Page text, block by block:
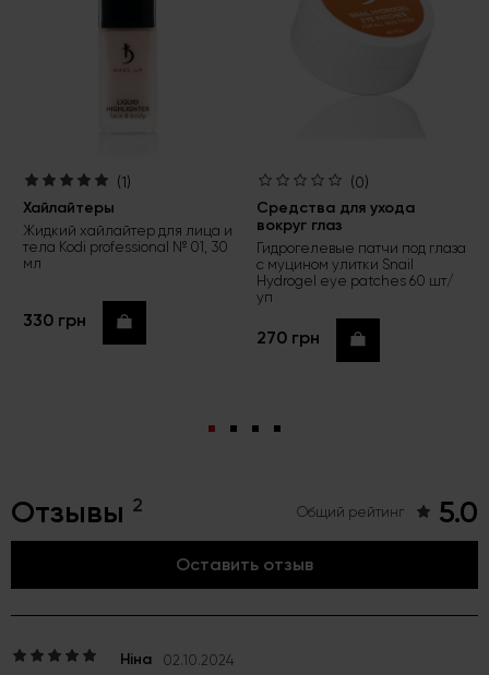
(1)
Хайлайтеры
Жидкий хайлайтер для лица и
тела Kodi professional № 01, 30
мл
330 грн Купить
(0)
Средства для ухода
вокруг глаз
Гидрогелевые патчи под глаза
с муцином улитки Snail
Hydrogel eye patches 60 шт/
уп
270 грн Купить
Отзывы 2 Общий рейтинг 5.0
Оставить отзыв
Ніна 02.10.2024